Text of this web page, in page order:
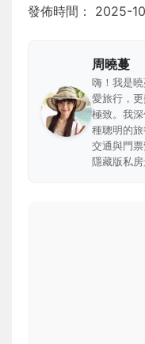
發佈時間： 2025-
周曉蔓
嗨！我是
愛旅行，
極致。我
種聰明的
交通與門
隱藏版私房